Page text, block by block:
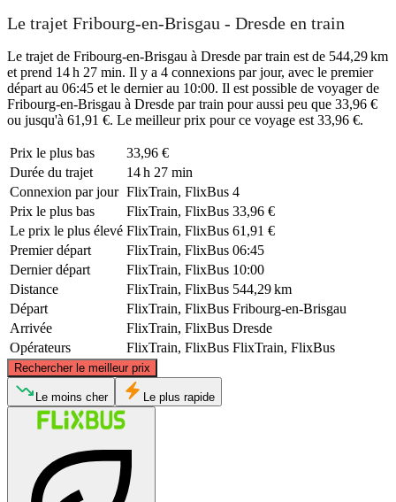
Le trajet Fribourg-en-Brisgau - Dresde en train
Le trajet de Fribourg-en-Brisgau à Dresde par train est de 544,29 km
et prend 14 h 27 min. Il y a 4 connexions par jour, avec le premier
départ au 06:45 et le dernier au 10:00. Il est possible de voyager de
Fribourg-en-Brisgau à Dresde par train pour aussi peu que 33,96 €
ou jusqu'à 61,91 €. Le meilleur prix pour ce voyage est 33,96 €.
Prix ​​le plus bas
33,96 €
Durée du trajet
14 h 27 min
Connexion par jour FlixTrain, FlixBus 4
Prix ​​le plus bas
FlixTrain, FlixBus 33,96 €
Le prix le plus élevé FlixTrain, FlixBus 61,91 €
Premier départ
FlixTrain, FlixBus 06:45
Dernier départ
FlixTrain, FlixBus 10:00
Distance
FlixTrain, FlixBus 544,29 km
Départ
FlixTrain, FlixBus Fribourg-en-Brisgau
Arrivée
FlixTrain, FlixBus Dresde
Opérateurs
FlixTrain, FlixBus FlixTrain, FlixBus
Rechercher le meilleur prix
©CARTO , ©OpenStreetMapcontributors
Le moins cher Le plus rapide